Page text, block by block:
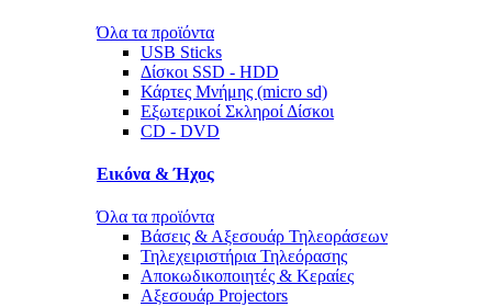
Όλα τα προϊόντα
USB Sticks
Δίσκοι SSD - HDD
Κάρτες Μνήμης (micro sd)
Εξωτερικοί Σκληροί Δίσκοι
CD - DVD
Εικόνα & Ήχος
Όλα τα προϊόντα
Βάσεις & Αξεσουάρ Τηλεοράσεων
Τηλεχειριστήρια Τηλεόρασης
Αποκωδικοποιητές & Κεραίες
Αξεσουάρ Projectors